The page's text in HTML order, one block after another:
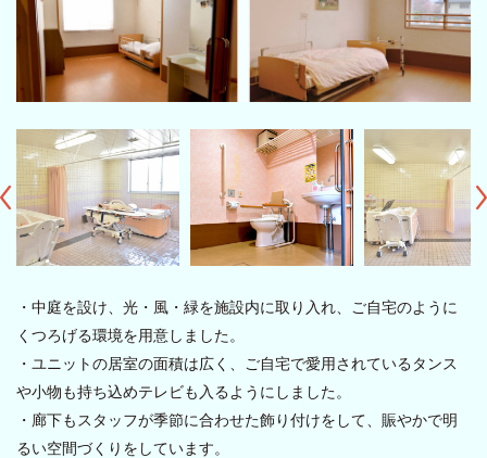
・中庭を設け、光・風・緑を施設内に取り入れ、ご自宅のように
くつろげる環境を用意しました。
・ユニットの居室の面積は広く、ご自宅で愛用されているタンス
や小物も持ち込めテレビも入るようにしました。
・廊下もスタッフが季節に合わせた飾り付けをして、賑やかで明
るい空間づくりをしています。